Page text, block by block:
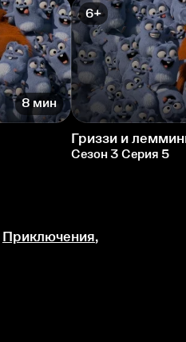
8 мин
6+
Гриззи и
Сезон 3 Серия 5
Приключения,